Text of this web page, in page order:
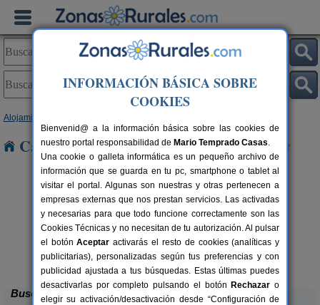
Alojamientos
Casas Rurales cerca de Viznar
8-14+2 pers.
desde 27 €
Casa de Labranza para Turismo
Rural
Trasmulas (Granada)
Buscar
INFORMACIÓN BÁSICA SOBRE
COOKIES
Bienvenid@ a la información básica sobre las cookies de
nuestro portal responsabilidad de Mario Temprado Casas.
Una cookie o galleta informática es un pequeño archivo de
información que se guarda en tu pc, smartphone o tablet al
visitar el portal. Algunas son nuestras y otras pertenecen a
empresas externas que nos prestan servicios. Las activadas
y necesarias para que todo funcione correctamente son las
Cookies Técnicas y no necesitan de tu autorización. Al pulsar
el botónAceptar activarás el resto de cookies (analíticas y
publicitarias), personalizadas según tus preferencias y con
publicidad ajustada a tus búsquedas. Estas últimas puedes
desactivarlas por completo pulsando el botón Rechazar o
elegir su activación/desactivación desde “Configuración de